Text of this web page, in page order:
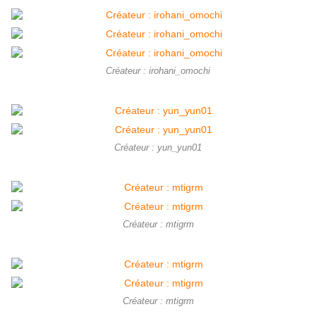
Créateur : irohani_omochi
Créateur : yun_yun01
Créateur : mtigrm
Créateur : mtigrm